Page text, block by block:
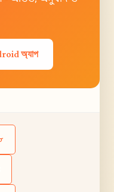
অ্যাপ